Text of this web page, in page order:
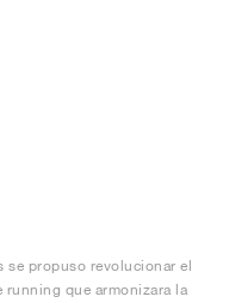
se propuso revolucionar el
que armonizara la